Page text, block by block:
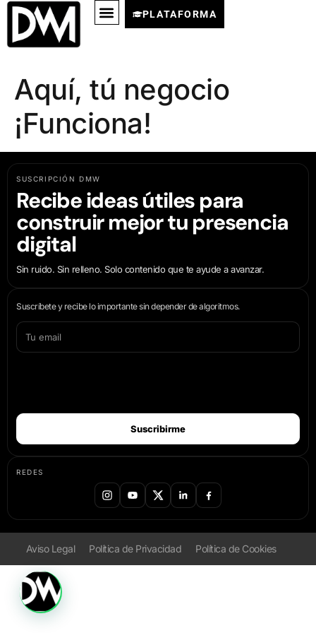
PLATAFORMA
Aquí, tú negocio
¡Funciona!
SUSCRIPCIÓN DMW
Recibe ideas útiles para
construir mejor tu presencia
digital
Sin ruido. Sin relleno. Solo contenido que te ayude a avanzar.
Suscríbete y recibe lo importante sin depender de algoritmos.
Suscribirme
REDES
Aviso Legal Política de Privacidad Política de Cookies